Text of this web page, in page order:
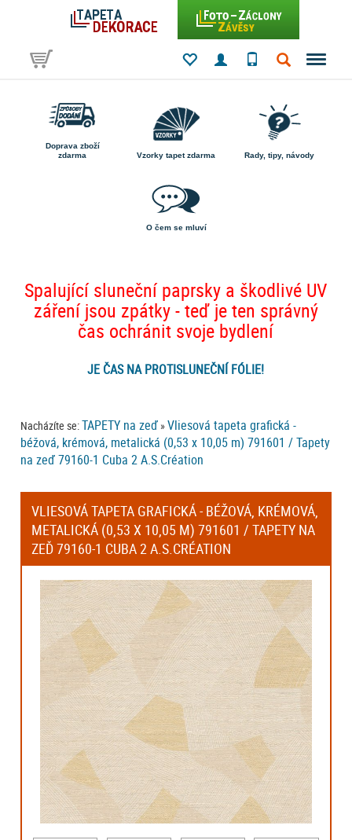
Doprava zboží
zdarma
Vzorky tapet zdarma Rady, tipy, návody
O čem se mluví
Spalující sluneční paprsky a škodlivé UV
záření jsou zpátky - teď je ten správný
čas ochránit svoje bydlení
JE ČAS NA PROTISLUNEČNÍ FÓLIE!
Nacházíte se:TAPETY na zeď »Vliesová tapeta grafická -
béžová, krémová, metalická (0,53 x 10,05 m) 791601 / Tapety
na zeď 79160-1 Cuba 2 A.S.Création
VLIESOVÁ TAPETA GRAFICKÁ - BÉŽOVÁ, KRÉMOVÁ,
METALICKÁ (0,53 X 10,05 M) 791601 / TAPETY NA
ZEĎ 79160-1 CUBA 2 A.S.CRÉATION